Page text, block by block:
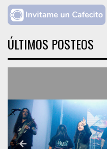
ÚLTIMOS POSTEOS